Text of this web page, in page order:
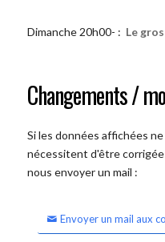
Dimanche 20h00- : Le
Changements /
Si les données affichées
nécessitent d'être
nous envoyer un mail :
Envoyer un mail aux